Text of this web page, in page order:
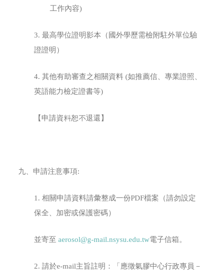
工作內容)
3. 最高學位證明影本（國外學歷需檢附駐外單位驗
證證明）
4. 其他有助審查之相關資料 (如推薦信、專業證照、
英語能力檢定證書等)
【申請資料恕不退還】
九、申請注意事項:
1. 相關申請資料請彙整成一份PDF檔案（請勿設定
保全、加密或保護密碼）
並寄至aerosol@g-mail.nsysu.edu.tw電子信箱。
2. 請於e-mail主旨註明：「應徵氣膠中心行政專員－